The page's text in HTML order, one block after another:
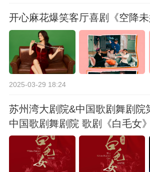
开心麻花爆笑客厅喜剧《空降未
2025-03-29 18:24
苏州湾大剧院&中国歌剧舞剧院
中国歌剧舞剧院 歌剧《白毛女》